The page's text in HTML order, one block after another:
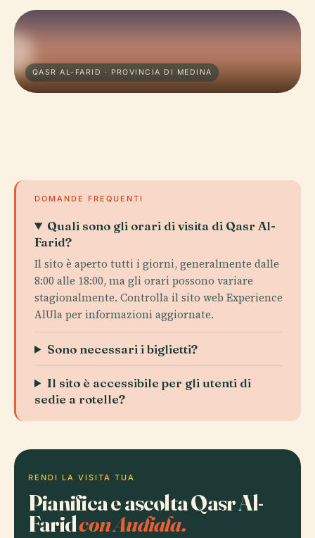
QASR AL-FARID · PROVINCIA DI MEDINA
DOMANDE FREQUENTI
Quali sono gli orari di visita di Qasr Al-
Farid?
Il sito è aperto tutti i giorni, generalmente dalle
8:00 alle 18:00, ma gli orari possono variare
stagionalmente. Controlla il sito web Experience
AlUla per informazioni aggiornate.
Sono necessari i biglietti?
Il sito è accessibile per gli utenti di
sedie a rotelle?
RENDI LA VISITA TUA
Pianifica e ascolta Qasr Al-
Faridcon Audiala.